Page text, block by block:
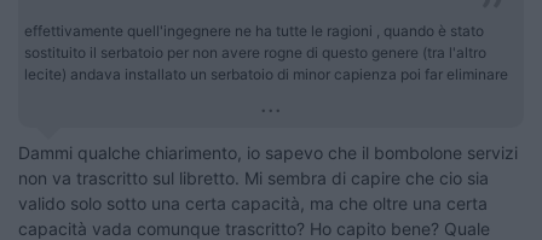
effettivamente quell'ingegnere ne ha tutte le ragioni , quando è stato
sostituito il serbatoio per non avere rogne di questo genere (tra l'altro
lecite) andava installato un serbatoio di minor capienza poi far eliminare
...
Dammi qualche chiarimento, io sapevo che il bombolone servizi
non va trascritto sul libretto. Mi sembra di capire che cio sia
valido solo sotto una certa capacità, ma che oltre una certa
capacità vada comunque trascritto? Ho capito bene? Quale